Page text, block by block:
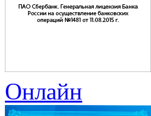
Онлайн